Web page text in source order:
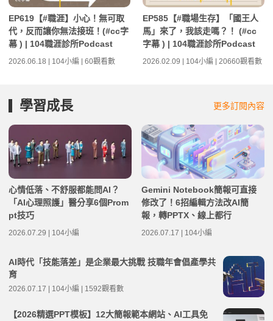
EP619【#職涯】小心！無可取
代，反而讓你無法接班！(#cc字
幕 ) | 104職涯診所Podcast
2026.06.18 | 104小編 | 60觀看數
EP585【#職場生存】「國王人
馬」來了，我該走嗎？！ (#cc
字幕 ) | 104職涯診所Podcast
2026.02.09 | 104小編 | 20660觀看數
學習成長 更多訂閱內容
心情低落、不舒服都能問AI？
「AI心理照護」醫分享6個Prom
pt技巧
2026.07.29 | 104小編
Gemini Notebook簡報可直接
修改了！6招編輯方法改AI簡
報，轉PPTX、線上都行
2026.07.17 | 104小編
AI時代「技能落差」是企業最大挑戰 技職年會倡產學共
育
2026.07.17 | 104小編 | 1592觀看數
【2026精選PPT模板】12大簡報範本網站、AI工具免